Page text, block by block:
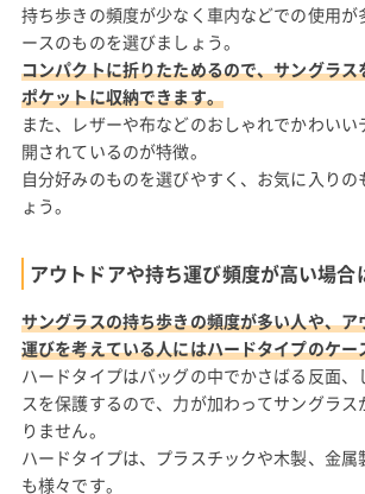
持ち歩きの頻度が少なく車内などでの使用が
ースのものを選びましょう。
コンパクトに折りたためるので、サングラ
ポケットに収納できます。
また、レザーや布などのおしゃれでかわい
開されているのが特徴。
自分好みのものを選びやすく、お気に入りの
ょう。
アウトドアや持ち運び頻度が高い場合
サングラスの持ち歩きの頻度が多い人や、
運びを考えている人にはハードタイプのケ
ハードタイプはバッグの中でかさばる反面、
スを保護するので、力が加わってサングラス
りません。
ハードタイプは、プラスチックや木製、金
も様々です。